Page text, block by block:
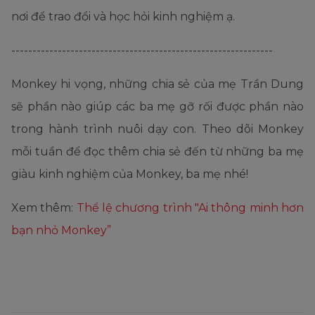
nơi để trao đổi và học hỏi kinh nghiệm ạ.
--------------------------------------------------------------
Monkey hi vọng, những chia sẻ của mẹ Trần Dung
sẽ phần nào giúp các ba mẹ gỡ rối được phần nào
trong hành trình nuôi dạy con. Theo dõi Monkey
mỗi tuần để đọc thêm chia sẻ đến từ những ba mẹ
giàu kinh nghiệm của Monkey, ba mẹ nhé!
Xem thêm: Thể lệ chương trình "Ai thông minh hơn
bạn nhỏ Monkey”